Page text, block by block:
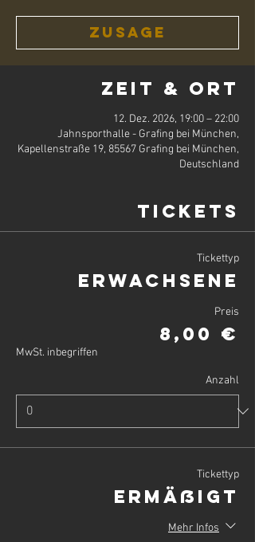
Zusage
Zeit & Ort
12. Dez. 2026, 19:00 – 22:00
Jahnsporthalle - Grafing bei München,
Kapellenstraße 19, 85567 Grafing bei München,
Deutschland
Tickets
Tickettyp
Erwachsene
Preis
8,00 €
MwSt. inbegriffen
Anzahl
Tickettyp
Ermäßigt
Mehr Infos